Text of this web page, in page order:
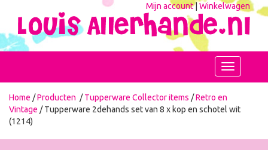
Mijn account|Winkelwagen
Toggle
navigation
Home /Producten /Tupperware Collector items /Retro en
Vintage / Tupperware 2dehands set van 8 x kop en schotel wit
(1214)